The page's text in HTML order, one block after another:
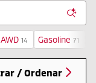
AWD 14 Gasoline 71
/ Ordenar